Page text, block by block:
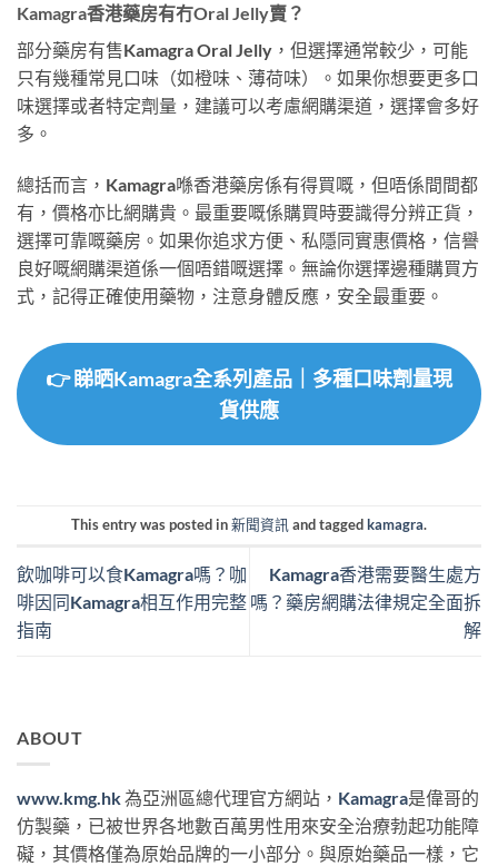
Kamagra香港藥房有冇Oral Jelly賣？
部分藥房有售Kamagra Oral Jelly，但選擇通常較少，可能
只有幾種常見口味（如橙味、薄荷味）。如果你想要更多口
味選擇或者特定劑量，建議可以考慮網購渠道，選擇會多好
多。
總括而言，Kamagra喺香港藥房係有得買嘅，但唔係間間都
有，價格亦比網購貴。最重要嘅係購買時要識得分辨正貨，
選擇可靠嘅藥房。如果你追求方便、私隱同實惠價格，信譽
良好嘅網購渠道係一個唔錯嘅選擇。無論你選擇邊種購買方
式，記得正確使用藥物，注意身體反應，安全最重要。
👉 睇晒Kamagra全系列產品｜多種口味劑量現
貨供應
This entry was posted in新聞資訊 and taggedkamagra.
飲咖啡可以食Kamagra嗎？咖
啡因同Kamagra相互作用完整
指南
Kamagra香港需要醫生處方
嗎？藥房網購法律規定全面拆
解
ABOUT
www.kmg.hk為亞洲區總代理官方網站， Kamagra是偉哥的
仿製藥，已被世界各地數百萬男性用來安全治療勃起功能障
礙，其價格僅為原始品牌的一小部分。與原始藥品一樣，它